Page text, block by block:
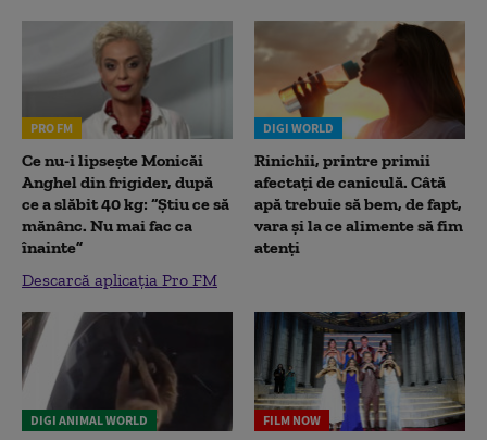
PRO FM
Ce nu-i lipsește Monicăi
Anghel din frigider, după
ce a slăbit 40 kg: “Știu ce să
mănânc. Nu mai fac ca
înainte”
Descarcă aplicația Pro FM
DIGI WORLD
Rinichii, printre primii
afectați de caniculă. Câtă
apă trebuie să bem, de fapt,
vara și la ce alimente să fim
atenți
DIGI ANIMAL WORLD FILM NOW